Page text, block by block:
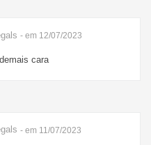
- em 12/07/2023
cara
- em 11/07/2023